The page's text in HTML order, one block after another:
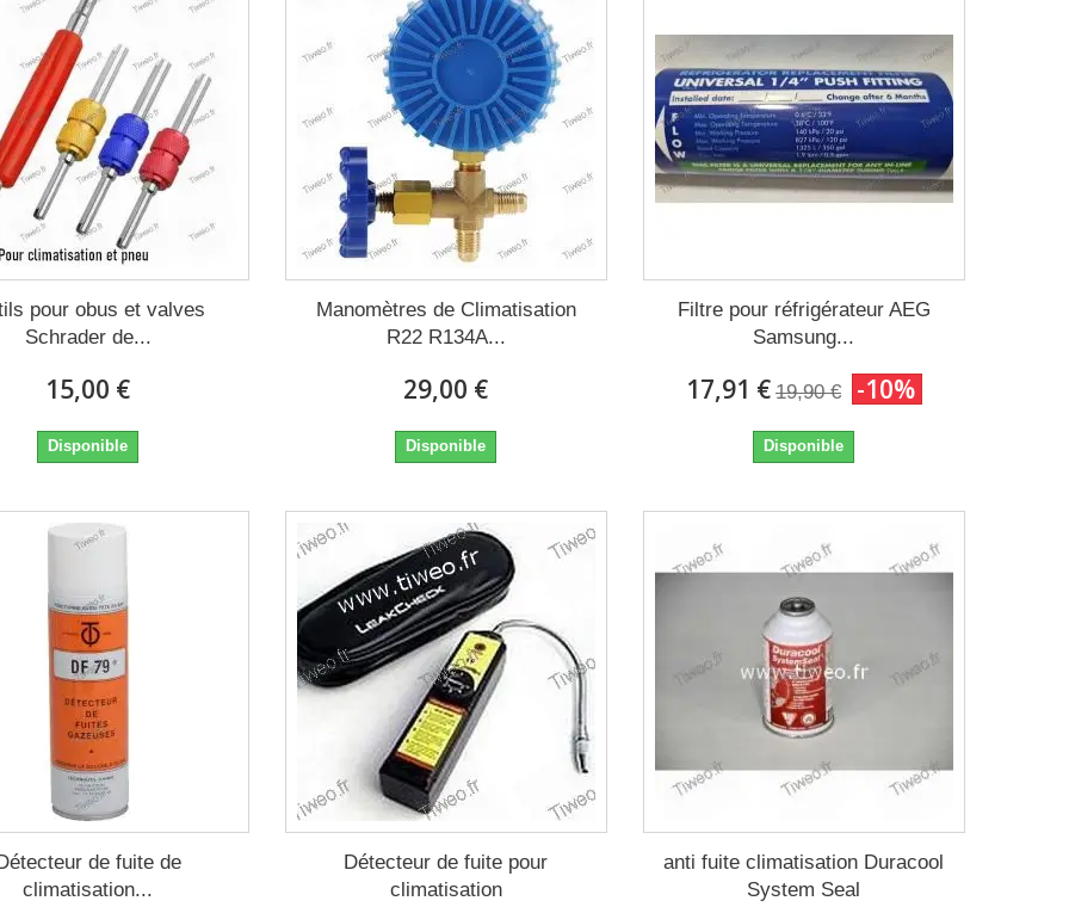
pour obus et valves
Schrader de...
15,00 €
Disponible
Manomètres de Climatisation
R22 R134A...
29,00 €
Disponible
Filtre pour réfrigérateur AEG
Samsung...
17,91 € 19,90 € -10%
Disponible
de fuite de
climatisation...
Détecteur de fuite pour
climatisation
anti fuite climatisation Duracool
System Seal